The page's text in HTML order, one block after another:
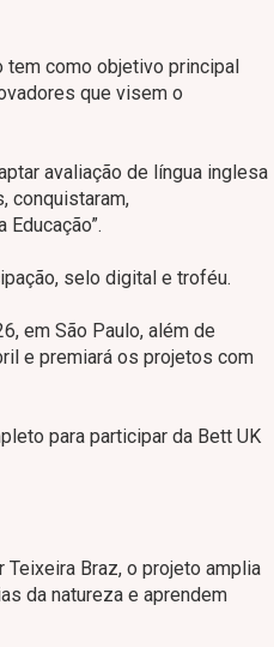
tem como objetivo principal
que visem o
avaliação de língua inglesa
conquistaram,
selo digital e troféu.
em São Paulo, além de
e premiará os projetos com
para participar da Bett UK
Braz, o projeto amplia
da natureza e aprendem